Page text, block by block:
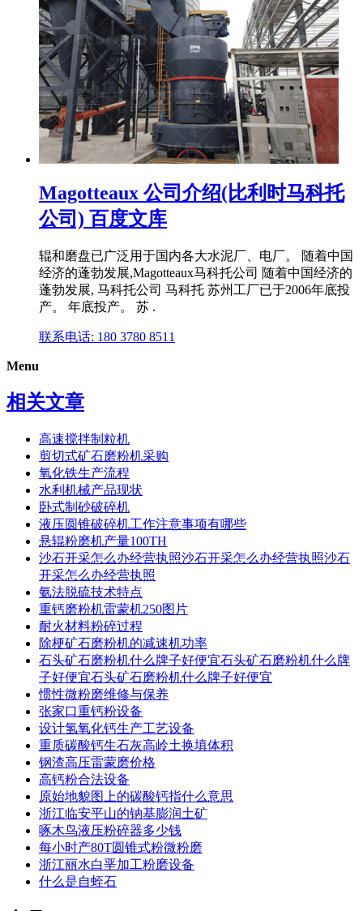
Magotteaux 公司介绍(比利时马科托
公司) 百度文库
辊和磨盘已广泛用于国内各大水泥厂、电厂。 随着中国
经济的蓬勃发展,Magotteaux马科托公司 随着中国经济的
蓬勃发展, 马科托公司 马科托 苏州工厂已于2006年底投
产。 年底投产。 苏 .
联系电话: 180 3780 8511
Menu
相关文章
高速搅拌制粒机
剪切式矿石磨粉机采购
氧化铁生产流程
水利机械产品现状
卧式制砂破碎机
液压圆锥破碎机工作注意事项有哪些
悬辊粉磨机产量100TH
沙石开采怎么办经营执照沙石开采怎么办经营执照沙石
开采怎么办经营执照
氨法脱硫技术特点
重钙磨粉机雷蒙机250图片
耐火材料粉碎过程
除梗矿石磨粉机的减速机功率
石头矿石磨粉机什么牌子好便宜石头矿石磨粉机什么牌
子好便宜石头矿石磨粉机什么牌子好便宜
惯性微粉磨维修与保养
张家口重钙粉设备
设计氢氧化钙生产工艺设备
重质碳酸钙生石灰高岭土换填体积
钢渣高压雷蒙磨价格
高钙粉合法设备
原始地貌图上的碳酸钙指什么意思
浙江临安平山的钠基膨润土矿
啄木鸟液压粉碎器多少钱
每小时产80T圆锥式粉微粉磨
浙江丽水白垩加工粉磨设备
什么是自蛭石